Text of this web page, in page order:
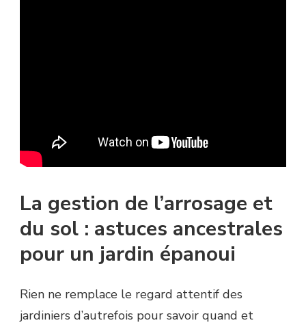
La gestion de l’arrosage et
du sol : astuces ancestrales
pour un jardin épanoui
Rien ne remplace le regard attentif des
jardiniers d’autrefois pour savoir quand et